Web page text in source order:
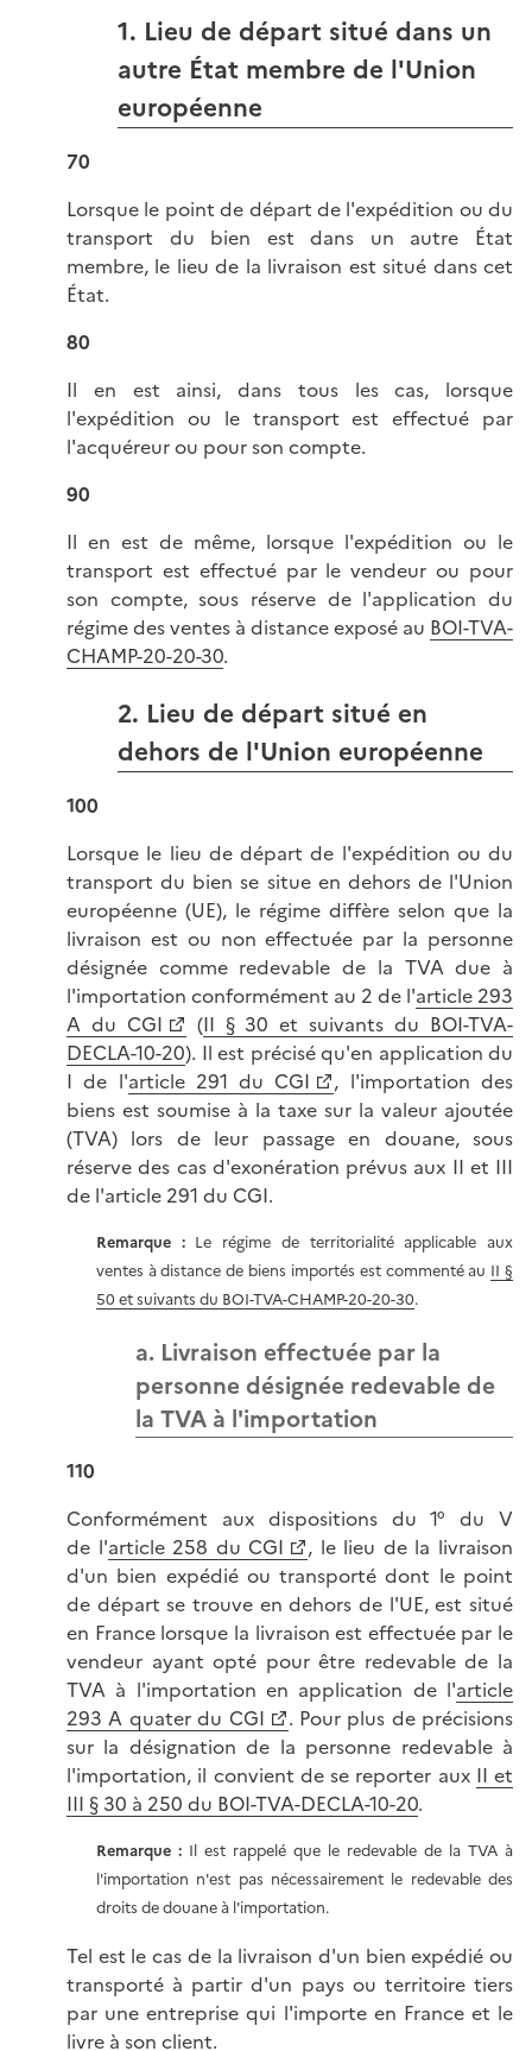
1. Lieu de départ situé dans un
autre État membre de l'Union
européenne
70
Lorsque le point de départ de l'expédition ou du
transport du bien est dans un autre État
membre, le lieu de la livraison est situé dans cet
État.
80
Il en est ainsi, dans tous les cas, lorsque
l'expédition ou le transport est effectué par
l'acquéreur ou pour son compte.
90
Il en est de même, lorsque l'expédition ou le
transport est effectué par le vendeur ou pour
son compte, sous réserve de l'application du
régime des ventes à distance exposé au BOI-TVA-
CHAMP-20-20-30.
2. Lieu de départ situé en
dehors de l'Union européenne
100
Lorsque le lieu de départ de l'expédition ou du
transport du bien se situe en dehors de l'Union
européenne (UE), le régime diffère selon que la
livraison est ou non effectuée par la personne
désignée comme redevable de la TVA due à
l'importation conformément au 2 de l'article 293
A du CGI
(II § 30 et suivants du BOI-TVA-
DECLA-10-20). Il est précisé qu'en application du
I de l'article 291 du CGI
, l'importation des
biens est soumise à la taxe sur la valeur ajoutée
(TVA) lors de leur passage en douane, sous
réserve des cas d'exonération prévus aux II et III
de l'article 291 du CGI.
Remarque :Le régime de territorialité applicable aux
ventes à distance de biens importés est commenté au II §
50 et suivants du BOI-TVA-CHAMP-20-20-30.
a. Livraison effectuée par la
personne désignée redevable de
la TVA à l'importation
110
Conformément aux dispositions du 1° du V
de l'article 258 du CGI
, le lieu de la livraison
d'un bien expédié ou transporté dont le point
de départ se trouve en dehors de l'UE, est situé
en France lorsque la livraison est effectuée par le
vendeur ayant opté pour être redevable de la
TVA à l'importation en application de l'article
293 A quater du CGI
. Pour plus de précisions
sur la désignation de la personne redevable à
l'importation, il convient de se reporter aux II et
III § 30 à 250 du BOI-TVA-DECLA-10-20.
Remarque :Il est rappelé que le redevable de la TVA à
l'importation n'est pas nécessairement le redevable des
droits de douane à l'importation.
Tel est le cas de la livraison d'un bien expédié ou
transporté à partir d'un pays ou territoire tiers
par une entreprise qui l'importe en France et le
livre à son client.